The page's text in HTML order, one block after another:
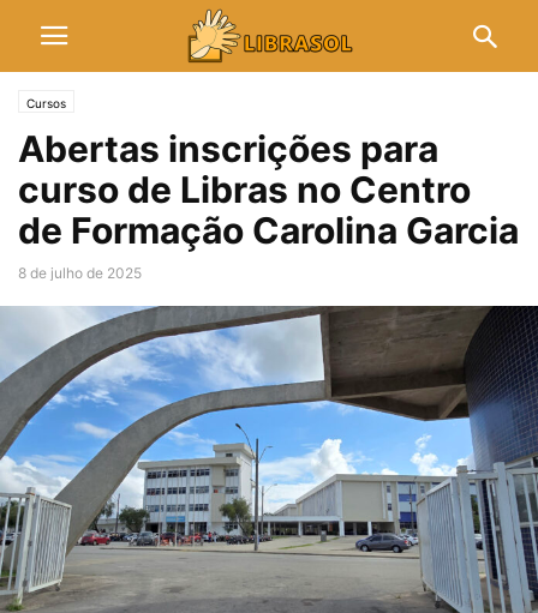
Cursos
Abertas inscrições para
curso de Libras no Centro
de Formação Carolina Garcia
8 de julho de 2025